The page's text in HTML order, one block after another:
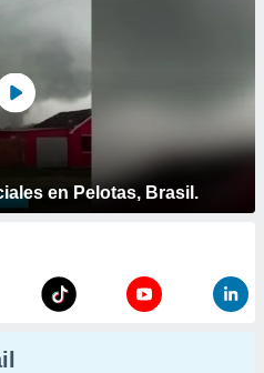
en Pelotas, Brasil.